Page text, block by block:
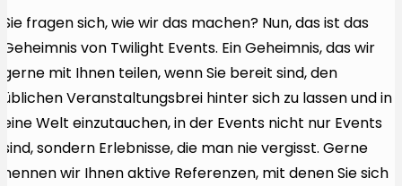
Sie fragen sich, wie wir das machen? Nun, das ist das
Geheimnis von Twilight Events. Ein Geheimnis, das wir
gerne mit Ihnen teilen, wenn Sie bereit sind, den
üblichen Veranstaltungsbrei hinter sich zu lassen und in
eine Welt einzutauchen, in der Events nicht nur Events
sind, sondern Erlebnisse, die man nie vergisst. Gerne
nennen wir Ihnen aktive Referenzen, mit denen Sie sich